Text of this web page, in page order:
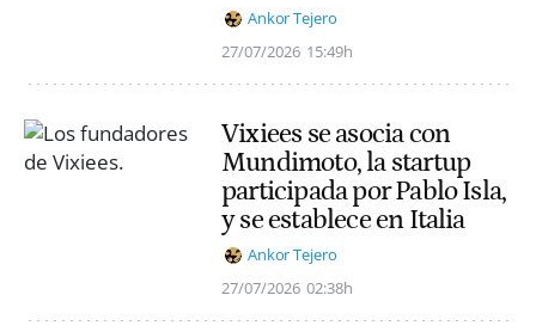
Ankor Tejero
27/07/2026 15:49h
Vixiees se asocia con
Mundimoto, la startup
participada por Pablo Isla,
y se establece en Italia
Ankor Tejero
27/07/2026 02:38h